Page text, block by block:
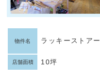
物件名 ラッキーストアー
店舗面積 10坪